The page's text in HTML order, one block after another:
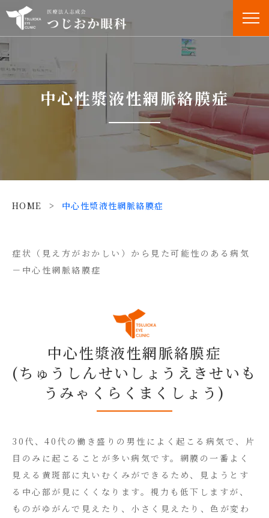
中心性漿液性網脈絡膜症
HOME > 中心性漿液性網脈絡膜症
症状（見え方がおかしい）から見た可能性のある病気
－中心性網脈絡膜症
中心性漿液性網脈絡膜症
(ちゅうしんせいしょうえきせいも
うみゃくらくまくしょう)
30代、40代の働き盛りの男性によく起こる病気で、片
目のみに起こることが多い病気です。網膜の一番よく
見える黄斑部に丸いむくみができるため、見ようとす
る中心部が見にくくなります。視力も低下しますが、
ものがゆがんで見えたり、小さく見えたり、色が変わ